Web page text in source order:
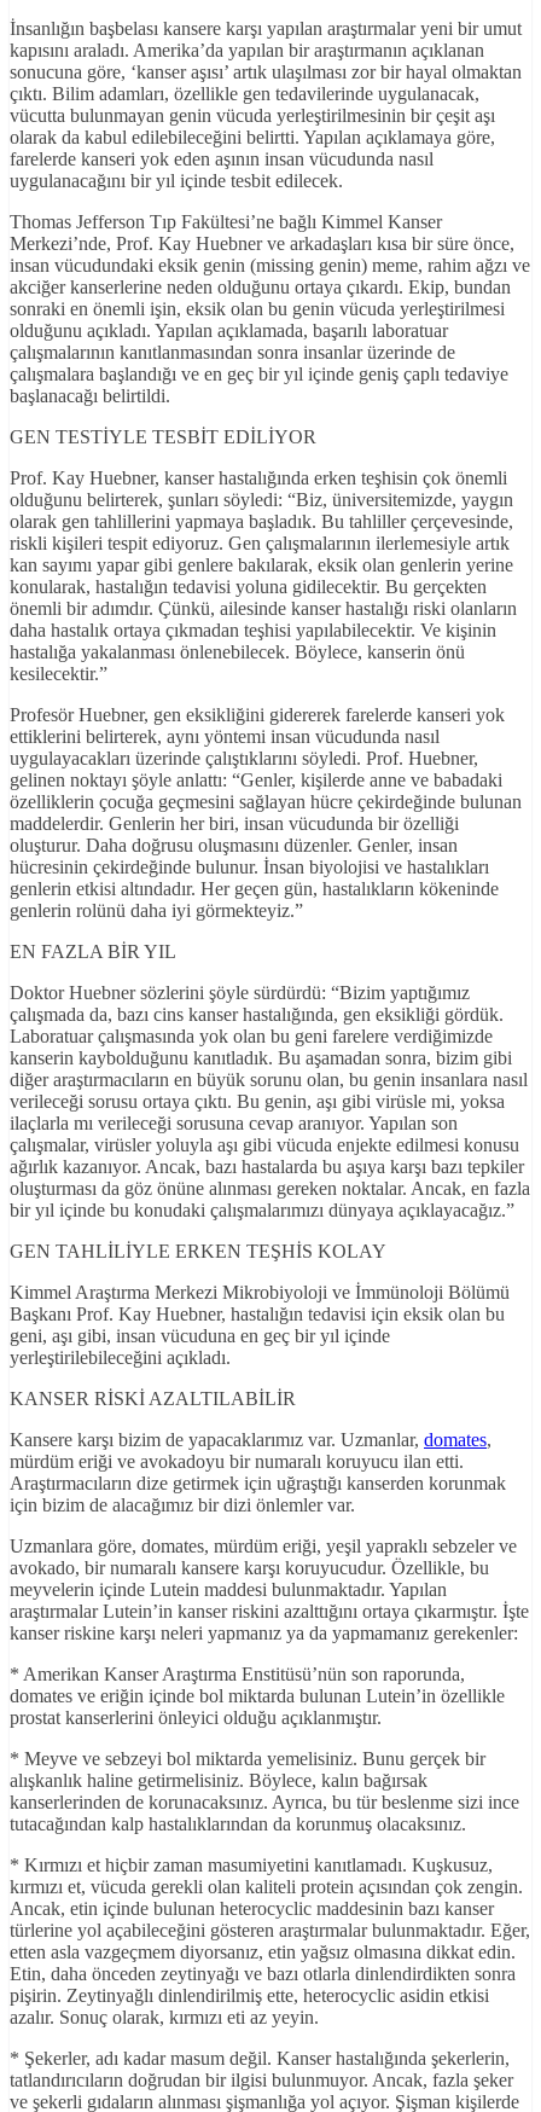
İnsanlığın başbelası kansere karşı yapılan araştırmalar yeni bir umut
kapısını araladı. Amerika’da yapılan bir araştırmanın açıklanan
sonucuna göre, ‘kanser aşısı’ artık ulaşılması zor bir hayal olmaktan
çıktı. Bilim adamları, özellikle gen tedavilerinde uygulanacak,
vücutta bulunmayan genin vücuda yerleştirilmesinin bir çeşit aşı
olarak da kabul edilebileceğini belirtti. Yapılan açıklamaya göre,
farelerde kanseri yok eden aşının insan vücudunda nasıl
uygulanacağını bir yıl içinde tesbit edilecek.
Thomas Jefferson Tıp Fakültesi’ne bağlı Kimmel Kanser
Merkezi’nde, Prof. Kay Huebner ve arkadaşları kısa bir süre önce,
insan vücudundaki eksik genin (missing genin) meme, rahim ağzı ve
akciğer kanserlerine neden olduğunu ortaya çıkardı. Ekip, bundan
sonraki en önemli işin, eksik olan bu genin vücuda yerleştirilmesi
olduğunu açıkladı. Yapılan açıklamada, başarılı laboratuar
çalışmalarının kanıtlanmasından sonra insanlar üzerinde de
çalışmalara başlandığı ve en geç bir yıl içinde geniş çaplı tedaviye
başlanacağı belirtildi.
GEN TESTİYLE TESBİT EDİLİYOR
Prof. Kay Huebner, kanser hastalığında erken teşhisin çok önemli
olduğunu belirterek, şunları söyledi: “Biz, üniversitemizde, yaygın
olarak gen tahlillerini yapmaya başladık. Bu tahliller çerçevesinde,
riskli kişileri tespit ediyoruz. Gen çalışmalarının ilerlemesiyle artık
kan sayımı yapar gibi genlere bakılarak, eksik olan genlerin yerine
konularak, hastalığın tedavisi yoluna gidilecektir. Bu gerçekten
önemli bir adımdır. Çünkü, ailesinde kanser hastalığı riski olanların
daha hastalık ortaya çıkmadan teşhisi yapılabilecektir. Ve kişinin
hastalığa yakalanması önlenebilecek. Böylece, kanserin önü
kesilecektir.”
Profesör Huebner, gen eksikliğini gidererek farelerde kanseri yok
ettiklerini belirterek, aynı yöntemi insan vücudunda nasıl
uygulayacakları üzerinde çalıştıklarını söyledi. Prof. Huebner,
gelinen noktayı şöyle anlattı: “Genler, kişilerde anne ve babadaki
özelliklerin çocuğa geçmesini sağlayan hücre çekirdeğinde bulunan
maddelerdir. Genlerin her biri, insan vücudunda bir özelliği
oluşturur. Daha doğrusu oluşmasını düzenler. Genler, insan
hücresinin çekirdeğinde bulunur. İnsan biyolojisi ve hastalıkları
genlerin etkisi altındadır. Her geçen gün, hastalıkların kökeninde
genlerin rolünü daha iyi görmekteyiz.”
EN FAZLA BİR YIL
Doktor Huebner sözlerini şöyle sürdürdü: “Bizim yaptığımız
çalışmada da, bazı cins kanser hastalığında, gen eksikliği gördük.
Laboratuar çalışmasında yok olan bu geni farelere verdiğimizde
kanserin kaybolduğunu kanıtladık. Bu aşamadan sonra, bizim gibi
diğer araştırmacıların en büyük sorunu olan, bu genin insanlara nasıl
verileceği sorusu ortaya çıktı. Bu genin, aşı gibi virüsle mi, yoksa
ilaçlarla mı verileceği sorusuna cevap aranıyor. Yapılan son
çalışmalar, virüsler yoluyla aşı gibi vücuda enjekte edilmesi konusu
ağırlık kazanıyor. Ancak, bazı hastalarda bu aşıya karşı bazı tepkiler
oluşturması da göz önüne alınması gereken noktalar. Ancak, en fazla
bir yıl içinde bu konudaki çalışmalarımızı dünyaya açıklayacağız.”
GEN TAHLİLİYLE ERKEN TEŞHİS KOLAY
Kimmel Araştırma Merkezi Mikrobiyoloji ve İmmünoloji Bölümü
Başkanı Prof. Kay Huebner, hastalığın tedavisi için eksik olan bu
geni, aşı gibi, insan vücuduna en geç bir yıl içinde
yerleştirilebileceğini açıkladı.
KANSER RİSKİ AZALTILABİLİR
Kansere karşı bizim de yapacaklarımız var. Uzmanlar, domates,
mürdüm eriği ve avokadoyu bir numaralı koruyucu ilan etti.
Araştırmacıların dize getirmek için uğraştığı kanserden korunmak
için bizim de alacağımız bir dizi önlemler var.
Uzmanlara göre, domates, mürdüm eriği, yeşil yapraklı sebzeler ve
avokado, bir numaralı kansere karşı koruyucudur. Özellikle, bu
meyvelerin içinde Lutein maddesi bulunmaktadır. Yapılan
araştırmalar Lutein’in kanser riskini azalttığını ortaya çıkarmıştır. İşte
kanser riskine karşı neleri yapmanız ya da yapmamanız gerekenler:
* Amerikan Kanser Araştırma Enstitüsü’nün son raporunda,
domates ve eriğin içinde bol miktarda bulunan Lutein’in özellikle
prostat kanserlerini önleyici olduğu açıklanmıştır.
* Meyve ve sebzeyi bol miktarda yemelisiniz. Bunu gerçek bir
alışkanlık haline getirmelisiniz. Böylece, kalın bağırsak
kanserlerinden de korunacaksınız. Ayrıca, bu tür beslenme sizi ince
tutacağından kalp hastalıklarından da korunmuş olacaksınız.
* Kırmızı et hiçbir zaman masumiyetini kanıtlamadı. Kuşkusuz,
kırmızı et, vücuda gerekli olan kaliteli protein açısından çok zengin.
Ancak, etin içinde bulunan heterocyclic maddesinin bazı kanser
türlerine yol açabileceğini gösteren araştırmalar bulunmaktadır. Eğer,
etten asla vazgeçmem diyorsanız, etin yağsız olmasına dikkat edin.
Etin, daha önceden zeytinyağı ve bazı otlarla dinlendirdikten sonra
pişirin. Zeytinyağlı dinlendirilmiş ette, heterocyclic asidin etkisi
azalır. Sonuç olarak, kırmızı eti az yeyin.
* Şekerler, adı kadar masum değil. Kanser hastalığında şekerlerin,
tatlandırıcıların doğrudan bir ilgisi bulunmuyor. Ancak, fazla şeker
ve şekerli gıdaların alınması şişmanlığa yol açıyor. Şişman kişilerde